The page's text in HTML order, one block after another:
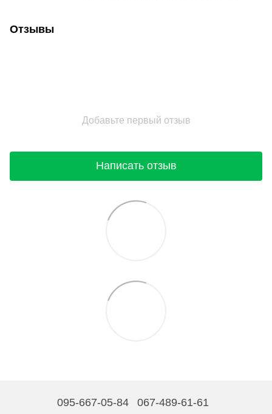
Отзывы
Добавьте первый отзыв
Написать отзыв
095-667-05-84 067-489-61-61